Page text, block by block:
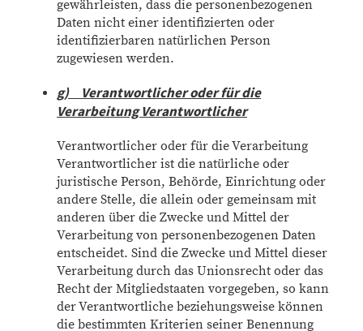
gewährleisten, dass die personenbezogenen
Daten nicht einer identifizierten oder
identifizierbaren natürlichen Person
zugewiesen werden.
g) Verantwortlicher oder für die
Verarbeitung Verantwortlicher
Verantwortlicher oder für die Verarbeitung
Verantwortlicher ist die natürliche oder
juristische Person, Behörde, Einrichtung oder
andere Stelle, die allein oder gemeinsam mit
anderen über die Zwecke und Mittel der
Verarbeitung von personenbezogenen Daten
entscheidet. Sind die Zwecke und Mittel dieser
Verarbeitung durch das Unionsrecht oder das
Recht der Mitgliedstaaten vorgegeben, so kann
der Verantwortliche beziehungsweise können
die bestimmten Kriterien seiner Benennung